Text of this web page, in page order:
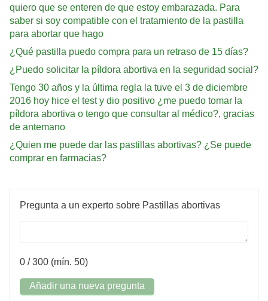
quiero que se enteren de que estoy embarazada. Para
saber si soy compatible con el tratamiento de la pastilla
para abortar que hago
¿Qué pastilla puedo compra para un retraso de 15 días?
¿Puedo solicitar la píldora abortiva en la seguridad social?
Tengo 30 años y la última regla la tuve el 3 de diciembre
2016 hoy hice el test y dio positivo ¿me puedo tomar la
píldora abortiva o tengo que consultar al médico?, gracias
de antemano
¿Quien me puede dar las pastillas abortivas? ¿Se puede
comprar en farmacias?
Pregunta a un experto sobre Pastillas abortivas
0 / 300 (mín. 50)
Añadir una nueva pregunta